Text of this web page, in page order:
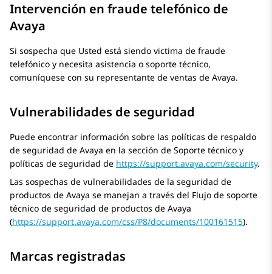
Intervención en fraude telefónico de
Avaya
Si sospecha que Usted está siendo victima de fraude
telefónico y necesita asistencia o soporte técnico,
comuníquese con su representante de ventas de Avaya.
Vulnerabilidades de seguridad
Puede encontrar información sobre las políticas de respaldo
de seguridad de Avaya en la sección de Soporte técnico y
políticas de seguridad de https://support.avaya.com/security.
Las sospechas de vulnerabilidades de la seguridad de
productos de Avaya se manejan a través del Flujo de soporte
técnico de seguridad de productos de Avaya
(https://support.avaya.com/css/P8/documents/100161515).
Marcas registradas